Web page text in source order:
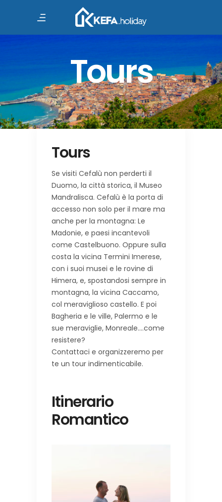
Tours
Tours
Se visiti Cefalù non perderti il
Duomo, la città storica, il Museo
Mandralisca. Cefalù è la porta di
accesso non solo per il mare ma
anche per la montagna: Le
Madonie, e paesi incantevoli
come Castelbuono. Oppure sulla
costa la vicina Termini Imerese,
con i suoi musei e le rovine di
Himera, e, spostandosi sempre in
montagna, la vicina Caccamo,
col meraviglioso castello. E poi
Bagheria e le ville, Palermo e le
sue meraviglie, Monreale....come
resistere?
Contattaci e organizzeremo per
te un tour indimenticabile.
Itinerario
Romantico